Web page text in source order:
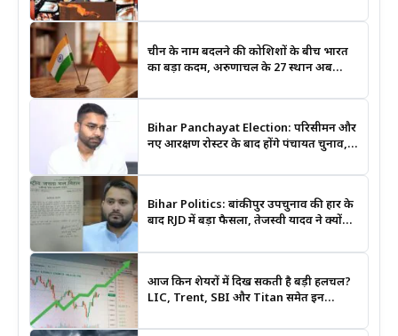
चीन के नाम बदलने की कोशिशों के बीच भारत
का बड़ा कदम, अरुणाचल के 27 स्थान अब
Bihar Panchayat Election: परिसीमन और
नए आरक्षण रोस्टर के बाद होंगे पंचायत चुनाव,
Bihar Politics: बांकीपुर उपचुनाव की हार के
बाद RJD में बड़ा फैसला, तेजस्वी यादव ने क्यों
आज किन शेयरों में दिख सकती है बड़ी हलचल?
LIC, Trent, SBI और Titan समेत इन